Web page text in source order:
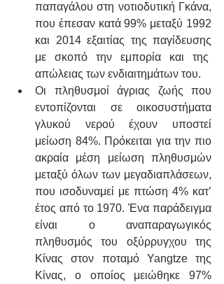
παπαγάλου στη νοτιοδυτική Γκάνα,
που έπεσαν κατά 99% μεταξύ 1992
και 2014 εξαιτίας της παγίδευσης
με σκοπό την εμπορία και της
απώλειας των ενδιαιτημάτων του.
Οι πληθυσμοί άγριας ζωής που
εντοπίζονται σε οικοσυστήματα
γλυκού νερού έχουν υποστεί
μείωση 84%. Πρόκειται για την πιο
ακραία μέση μείωση πληθυσμών
μεταξύ όλων των μεγαδιαπλάσεων,
που ισοδυναμεί με πτώση 4% κατ’
έτος από το 1970. Ένα παράδειγμα
είναι ο αναπαραγωγικός
πληθυσμός του οξύρρυγχου της
Κίνας στον ποταμό Yangtze της
Κίνας, ο οποίος μειώθηκε 97%